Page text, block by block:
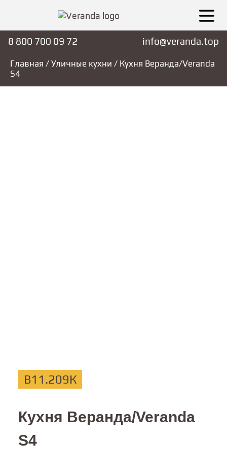
8 800 700 09 72 info@veranda.top
Главная / Уличные кухни / Кухня Веранда/Veranda
S4
В11.209К
Кухня Веранда/Veranda
S4